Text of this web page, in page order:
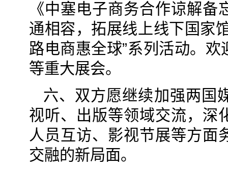
《中塞电子商务合作谅解
通相容，拓展线上线下国家
路电商惠全球”系列活动。
等重大展会。
六、双方愿继续加强两国
视听、出版等领域交流，深
人员互访、影视节展等方面
交融的新局面。